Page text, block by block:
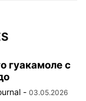
гуакамоле с
- 03.05.2026